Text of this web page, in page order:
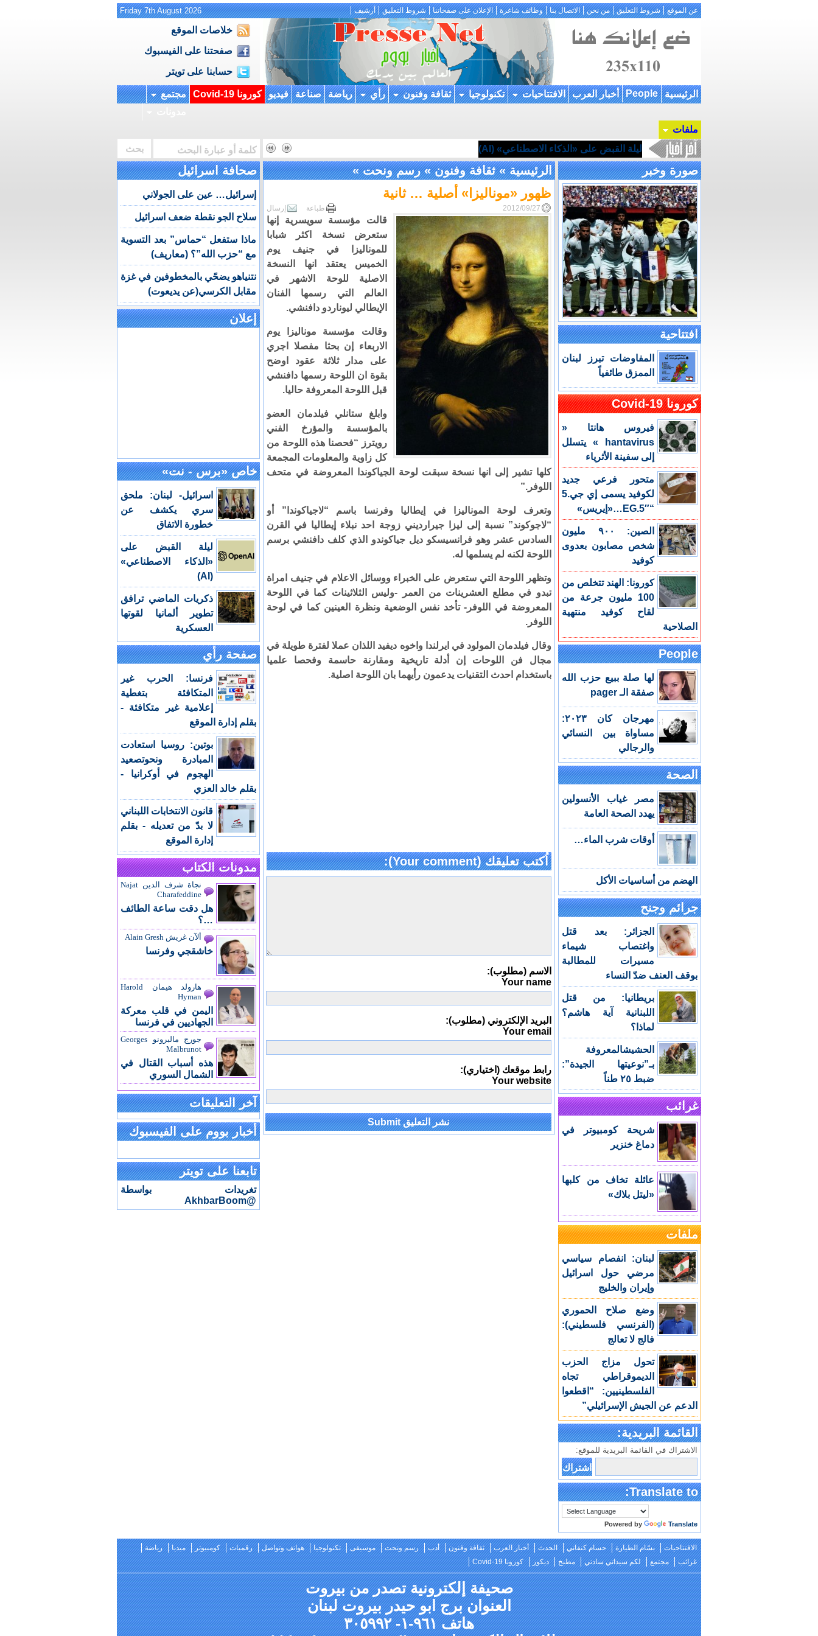
عن الموقع شروط التعليق من نحن الاتصال بنا وظائف شاغرة الإعلان على صفحاتنا شروط التعليق أرشيف Friday 7th August 2026
خلاصات الموقع
صفحتنا على الفيسبوك
حسابنا على تويتر
الرئيسية People أخبار العرب الافتتاحيات تكنولوجيا ثقافة وفنون رأي رياضة صناعة فيديو كورونا Covid-19
مجتمع
ملفات
ليلة القبض على «الذكاء الاصطناعي» (AI)
صورة وخبر
افتتاحية
المفاوضات تبرز لبنان
الممزق طائفياً
كورونا Covid-19
فيروس هانتا «
hantavirus » يتسلل
إلى سفينة الأثرياء
متحور فرعي جديد
لكوفيد يسمى إي جي.5
“EG.5″…«إيريس»
الصين: ٩٠٠ مليون
شخص مصابون بعدوى
كوفيد
كورونا: الهند تتخلص من
100 مليون جرعة من
لقاح كوفيد منتهية
الصلاحية
People
لها صلة ببيع حزب الله
صفقة الـ pager
مهرجان كان ٢٠٢٣:
مساواة بين النسائي
والرجالي
الصحة
مصر غياب الأنسولين
يهدد الصحة العامة
أوقات شرب الماء…
الهضم من أساسيات الأكل
جرائم وجنح
الجزائر: بعد قتل
واغتصاب شيماء
مسيرات للمطالبة
بوقف العنف ضدّ النساء
بريطانيا: من قتل
اللبنانية آية هاشم؟
لماذا؟
الحشيشالمعروفة
بـ”نوعيتها الجيدة”:
ضبط ٢٥ طناً
غرائب
شريحة كومبيوتر في
دماغ خنزير
عائلة تخاف من كلبها
«ليتل بلاك»
ملفات
لبنان: انفصام سياسي
مرضي حول اسرائيل
وإيران والخليج
وضع صلاح الحموري
(الفرنسي فلسطيني):
فالج لا تعالج
تحول مزاج الحزب
الديموقراطي تجاه
الفلسطينيين: “اقطعوا
الدعم عن الجيش الإسرائيلي”
القائمة البريدية:
الاشتراك في القائمة البريدية للموقع:
Translate to:
Powered by Translate
الرئيسية»ثقافة وفنون»رسم ونحت»
ظهور «موناليزا» أصلية … ثانية
2012/09/27 إرسال طباعة
قالت مؤسسة سويسرية إنها
ستعرض نسخة اكثر شبابا
للموناليزا في جنيف يوم
الخميس يعتقد انها النسخة
الاصلية للوحة الاشهر في
العالم التي رسمها الفنان
الإيطالي ليوناردو دافنشي.
وقالت مؤسسة موناليزا يوم
الاربعاء إن بحثا مفصلا اجري
على مدار ثلاثة عقود اوضح
بقوة ان اللوحة رسمها دافنشي
قبل اللوحة المعروفة حاليا.
وابلغ ستانلي فيلدمان العضو
بالمؤسسة والمؤرخ الفني
رويترز “فحصنا هذه اللوحة من
كل زاوية والمعلومات المجمعة
كلها تشير إلى انها نسخة سبقت لوحة الجياكوندا المعروضة في متحف
اللوفر.”
وتعرف لوحة الموناليزا في إيطاليا وفرنسا باسم “لاجياكوندا” أو
“لاجوكوند” نسبة إلى ليزا جيرارديني زوجة احد نبلاء إيطاليا في القرن
السادس عشر وهو فرانسيسكو ديل جياكوندو الذي كلف دافنشي برسم
اللوحة لكنه لم يسلمها له.
وتظهر اللوحة التي ستعرض على الخبراء ووسائل الاعلام في جنيف امراة
تبدو في مطلع العشرينات من العمر -وليس الثلاثينات كما في اللوحة
المعروضة في اللوفر- تأخد نفس الوضعية ونظرة العينين كما في لوحة
اللوفر.
وقال فيلدمان المولود في ايرلندا واخوه ديفيد اللذان عملا لفترة طويلة في
مجال فن اللوحات إن أدلة تاريخية ومقارنة حاسمة وفحصا علميا
باستخدام احدث التقنيات يدعمون رأيهما بان اللوحة اصلية.
اُكتب تعليقك (Your comment):
الاسم (مطلوب):
Your name
البريد الإلكتروني (مطلوب):
Your email
رابط موقعك (اختياري):
Your website
Alternative:
صحافة اسرائيل
إسرائيل… عين على الجولاني
سلاح الجو نقطة ضعف اسرائيل
ماذا ستفعل “حماس” بعد التسوية
مع “حزب الله”؟ (معاريف)
نتنياهو يضحّي بالمخطوفين في غزة
مقابل الكرسي(عن يديعوت)
إعلان
خاص «برس - نت»
اسرائيل- لبنان: ملحق
سري يكشف عن
خطورة الاتفاق
ليلة القبض على
«الذكاء الاصطناعي»
(AI)
ذكريات الماضي ترافق
تطوير ألمانيا لقوتها
العسكرية
صفحة رأي
فرنسا: الحرب غير
المتكافئة بتغطية
إعلامية غير متكافئة -
بقلم إدارة الموقع
بوتين: روسيا استعادت
المبادرة ونحوتصعيد
الهجوم في أوكرانيا -
بقلم خالد العزي
قانون الانتخابات اللبناني
لا بدّ من تعديله - بقلم
إدارة الموقع
مدونات الكتاب
نجاة شرف الدين Najat
Charafeddine
هل دقت ساعة الطائف
…؟
ألآن غريش Alain Gresh
خاشقجي وفرنسا
هارولد هيمان Harold
Hyman
اليمن في قلب معركة
الجهاديين في فرنسا
جورج مالبرونو Georges
Malbrunot
هذه أسباب القتال في
الشمال السوري
آخر التعليقات
أخبار بووم على الفيسبوك
تابعنا على تويتر
تغريدات بواسطة
@AkhbarBoom
الافتتاحيات بسّام الطيارة حسام كنفاني الحدث أخبار العرب ثقافة وفنون أدب رسم ونحت موسيقى تكنولوجيا هواتف وتواصل رقميات كومبيوتر ميديا
رياضة
غرائب
مجتمع لكم سيداتي سادتي مطبخ ديكور كورونا Covid-19
صحيفة إلكترونية تصدر من بيروت
العنوان برج ابو حيدر بيروت لبنان
هاتف ٩٦١-١- ٣٠٥٩٩٢